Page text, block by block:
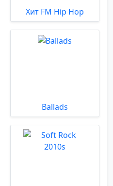
Хит FM Hip Hop
Ballads